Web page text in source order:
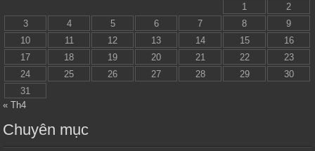
1
2
3
4 5 6 7 8
9
10
11 12 13 14 15
16
17
18 19 20 21 22
23
24
25 26 27 28 29
30
31
« Th4
Chuyên mục